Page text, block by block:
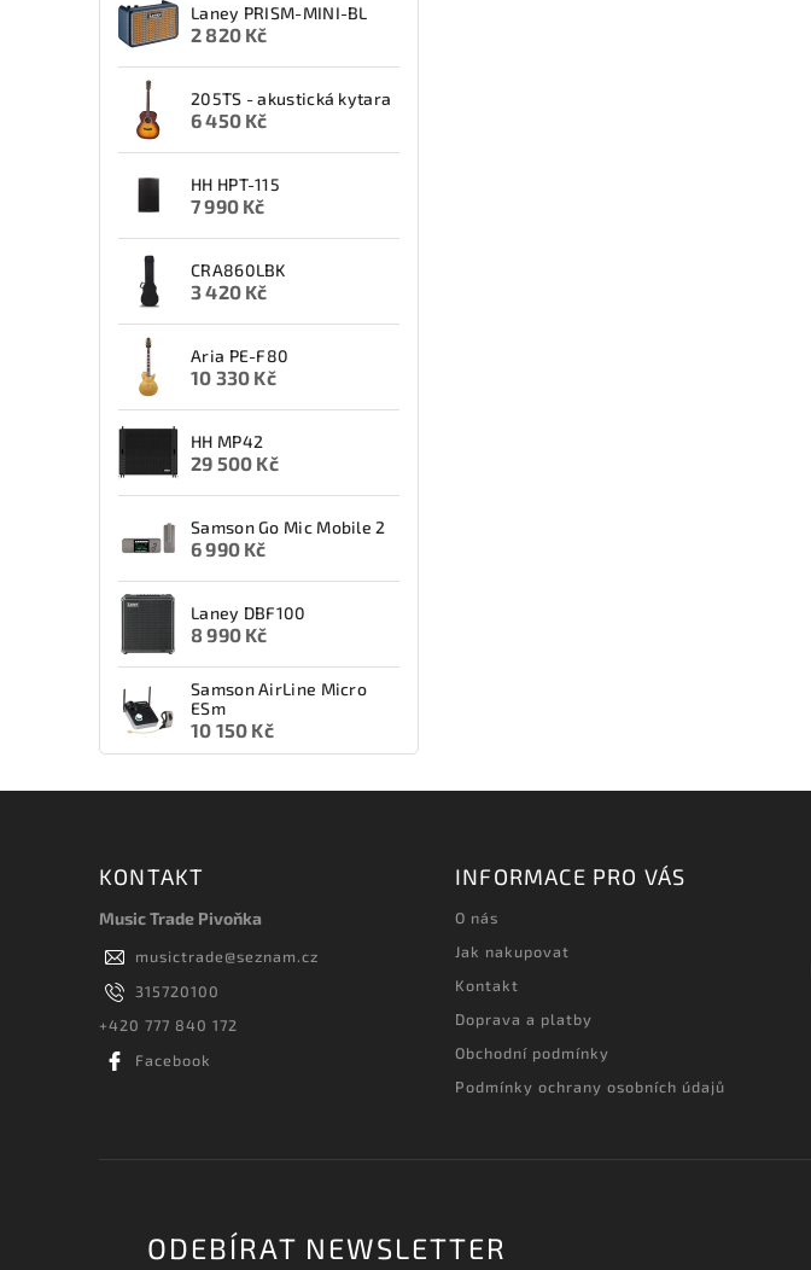
Laney PRISM-MINI-BL
2 820 Kč
205TS - akustická kytara
6 450 Kč
HH HPT-115
7 990 Kč
CRA860LBK
3 420 Kč
Aria PE-F80
10 330 Kč
HH MP42
29 500 Kč
Samson Go Mic Mobile 2
6 990 Kč
Laney DBF100
8 990 Kč
Samson AirLine Micro
ESm
10 150 Kč
KONTAKT
Music Trade Pivoňka
musictrade@seznam.cz
315720100
+420 777 840 172
Facebook
INFORMACE PRO VÁS
O nás
Jak nakupovat
Kontakt
Doprava a platby
Obchodní podmínky
Podmínky ochrany osobních údajů
ODEBÍRAT NEWSLETTER